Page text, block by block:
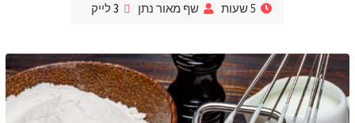
5 שעות שף מאור נתן 3לייק